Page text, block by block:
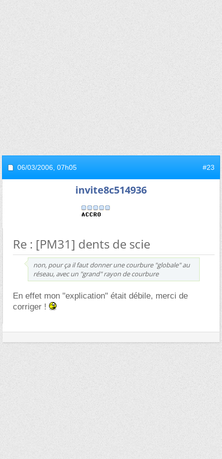
06/03/2006, 07h05 #23
invite8c514936
Re : [PM31] dents de scie
non, pour ça il faut donner une courbure "globale" au
réseau, avec un "grand" rayon de courbure
En effet mon "explication" était débile, merci de
corriger !